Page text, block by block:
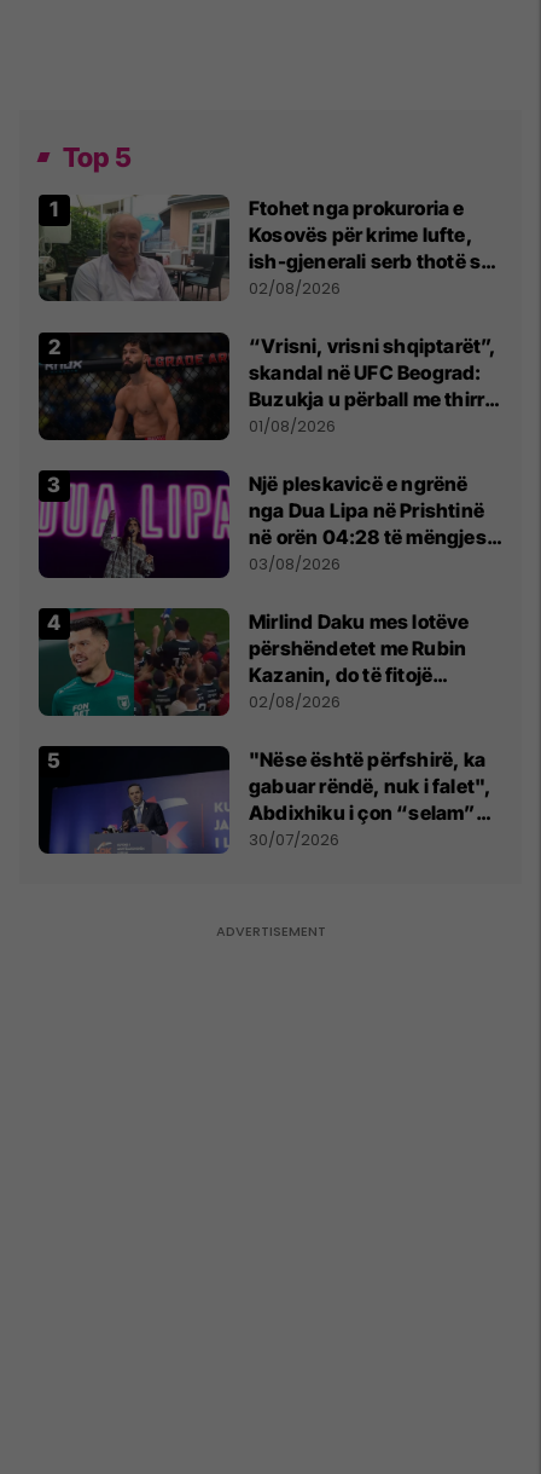
Top 5
Ftohet nga prokuroria e
Kosovës për krime lufte,
ish-gjenerali serb thotë se
dikush e tradhtoi në
02/08/2026
“Vrisni, vrisni shqiptarët”,
skandal në UFC Beograd:
Buzukja u përball me thirrje
anti-shqiptare nga
01/08/2026
Një pleskavicë e ngrënë
nga Dua Lipa në Prishtinë
në orën 04:28 të mëngjesit
- dhe bota digjitale serbe
03/08/2026
Mirlind Daku mes lotëve
përshëndetet me Rubin
Kazanin, do të fitojë
miliona te Spartak Moska
02/08/2026
"Nëse është përfshirë, ka
gabuar rëndë, nuk i falet",
Abdixhiku i çon “selam”
Përparim Ramës
30/07/2026